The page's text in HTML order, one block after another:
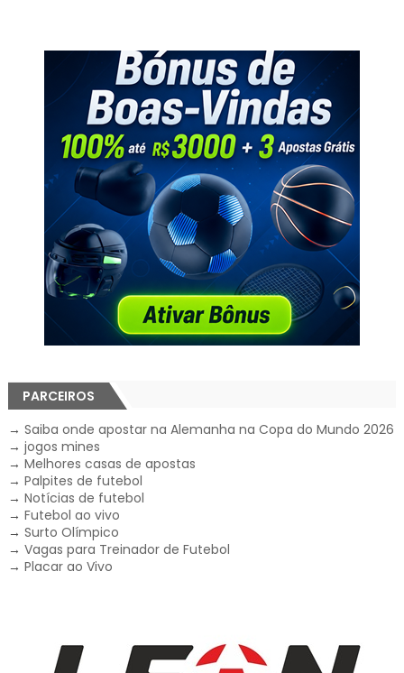
PARCEIROS
→ Saiba onde apostar na Alemanha na Copa do Mundo 2026
→ jogos mines
→ Melhores casas de apostas
→ Palpites de futebol
→ Notícias de futebol
→ Futebol ao vivo
→ Surto Olímpico
→ Vagas para Treinador de Futebol
→ Placar ao Vivo